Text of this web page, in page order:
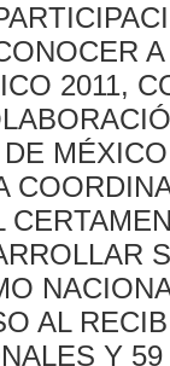
2011,
AL
Y